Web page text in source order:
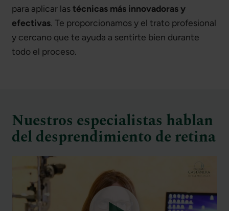
para aplicar lastécnicas más innovadoras y
efectivas. Te proporcionamos y el trato profesional
y cercano que te ayuda a sentirte bien durante
todo el proceso.
Nuestros especialistas hablan
del desprendimiento de retina